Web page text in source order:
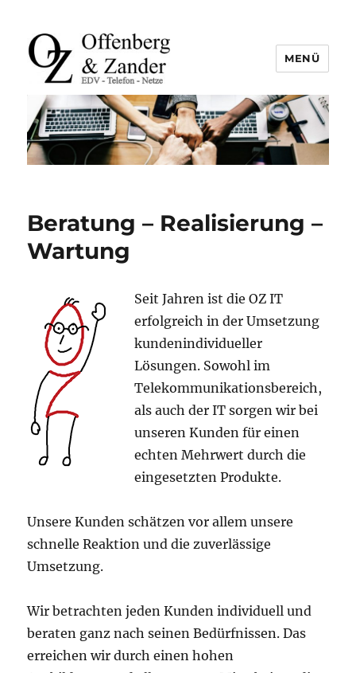
offenberg & zander gbr |
leutefeldstraße 25 | 47800 krefeld
| tel. +49 2151 45 45 840 | info@oz-
it.de
MENÜ
Beratung – Realisierung –
Wartung
Seit Jahren ist die OZ IT
erfolgreich in der Umsetzung
kundenindividueller
Lösungen. Sowohl im
Telekommunikationsbereich,
als auch der IT sorgen wir bei
unseren Kunden für einen
echten Mehrwert durch die
eingesetzten Produkte.
Unsere Kunden schätzen vor allem unsere
schnelle Reaktion und die zuverlässige
Umsetzung.
Wir betrachten jeden Kunden individuell und
beraten ganz nach seinen Bedürfnissen. Das
erreichen wir durch einen hohen